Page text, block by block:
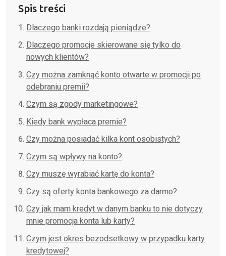
Spis treści
Dlaczego banki rozdają pieniądze?
Dlaczego promocje skierowane się tylko do
nowych klientów?
Czy można zamknąć konto otwarte w promocji po
odebraniu premii?
Czym są zgody marketingowe?
Kiedy bank wypłaca premie?
Czy można posiadać kilka kont osobistych?
Czym są wpływy na konto?
Czy muszę wyrabiać kartę do konta?
Czy są oferty konta bankowego za darmo?
Czy jak mam kredyt w danym banku to nie dotyczy
mnie promocja konta lub karty?
Czym jest okres bezodsetkowy w przypadku karty
kredytowej?